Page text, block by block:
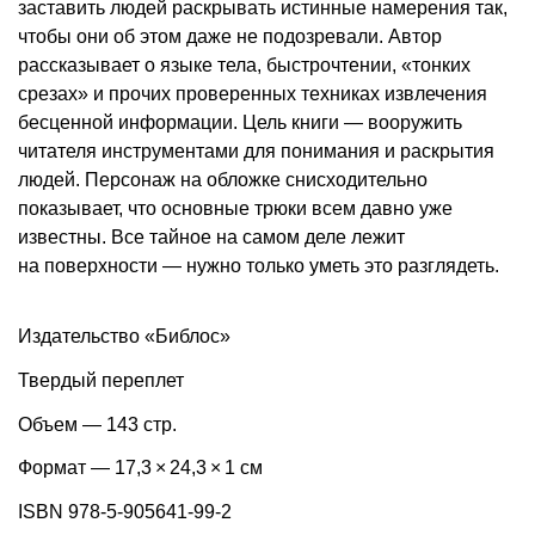
заставить людей раскрывать истинные намерения так,
чтобы они об этом даже не подозревали. Автор
рассказывает о языке тела, быстрочтении, «тонких
срезах» и прочих проверенных техниках извлечения
бесценной информации. Цель книги — вооружить
читателя инструментами для понимания и раскрытия
людей. Персонаж на обложке снисходительно
показывает, что основные трюки всем давно уже
известны. Все тайное на самом деле лежит
на поверхности — нужно только уметь это разглядеть.
Издательство «Библос»
Твердый переплет
Объем — 143 стр.
Формат — 17,3 × 24,3 × 1 см
ISBN 978-5-905641-99-2